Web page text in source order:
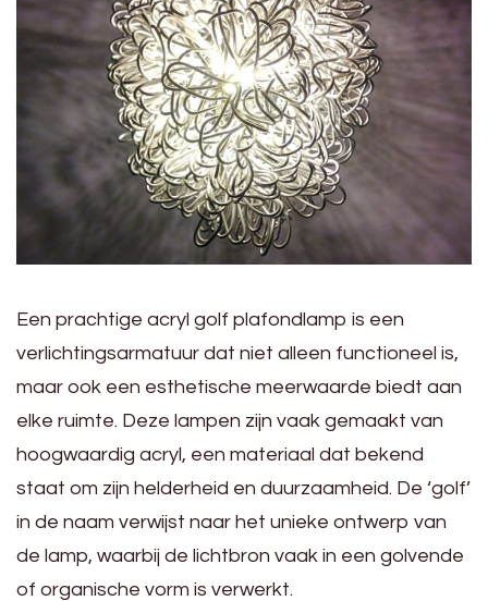
Een prachtige acryl golf plafondlamp is een
verlichtingsarmatuur dat niet alleen functioneel is,
maar ook een esthetische meerwaarde biedt aan
elke ruimte. Deze lampen zijn vaak gemaakt van
hoogwaardig acryl, een materiaal dat bekend
staat om zijn helderheid en duurzaamheid. De ‘golf’
in de naam verwijst naar het unieke ontwerp van
de lamp, waarbij de lichtbron vaak in een golvende
of organische vorm is verwerkt.